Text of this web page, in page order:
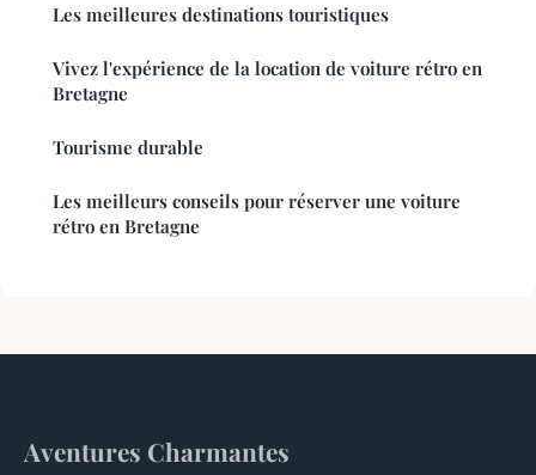
Les meilleures destinations touristiques
Vivez l'expérience de la location de voiture rétro en
Bretagne
Tourisme durable
Les meilleurs conseils pour réserver une voiture
rétro en Bretagne
Aventures Charmantes